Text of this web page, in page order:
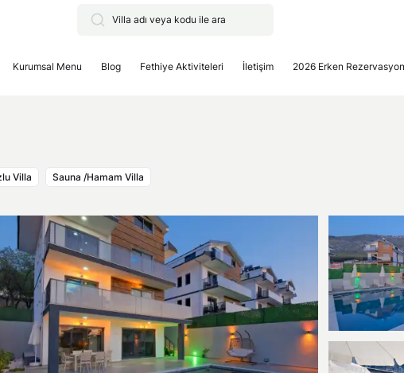
Kurumsal Menu Blog Fethiye Aktiviteleri İletişim 2026 Erken Rezervasyon
Villa Sauna /Hamam Villa